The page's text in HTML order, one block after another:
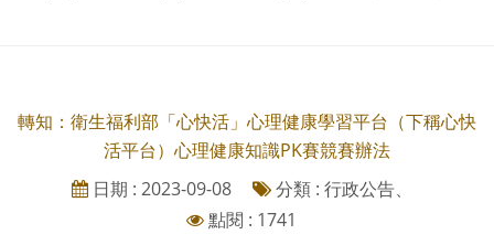
轉知：衛生福利部「心快活」心理健康學習平台（下稱心快
活平台）心理健康知識PK賽競賽辦法
日期 : 2023-09-08
分類 : 行政公告、
點閱 : 1741